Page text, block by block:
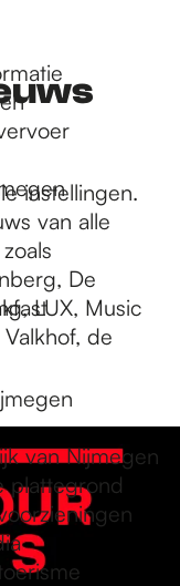
van Nijmegen
plattegrond
instellingen.
van alle
De
LUX, Music
de